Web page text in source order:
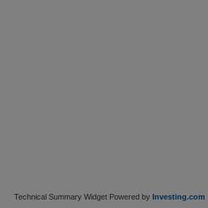
Technical Summary Widget Powered by Investing.com